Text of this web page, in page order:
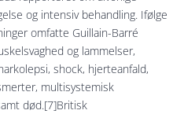
og intensiv behandling. Ifølge
omfatte Guillain-Barré
og lammelser,
shock, hjerteanfald,
multisystemisk
død.[7]Britisk